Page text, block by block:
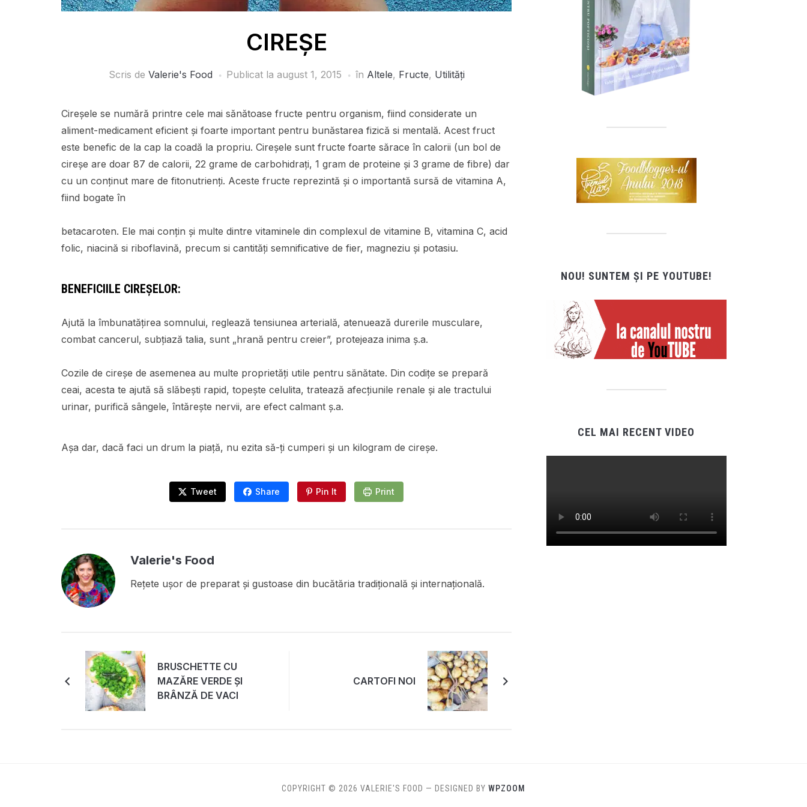
CIREȘE
Scris de Valerie's Food Publicat la august 1, 2015 în Altele, Fructe, Utilități
Cireșele se numără printre cele mai sănătoase fructe pentru organism, fiind considerate un
aliment-medicament eficient și foarte important pentru bunăstarea fizică si mentală. Acest fruct
este benefic de la cap la coadă la propriu. Cireșele sunt fructe foarte sărace în calorii (un bol de
cireșe are doar 87 de calorii, 22 grame de carbohidrați, 1 gram de proteine și 3 grame de fibre) dar
cu un conținut mare de fitonutrienți. Aceste fructe reprezintă și o importantă sursă de vitamina A,
fiind bogate în
betacaroten. Ele mai conțin și multe dintre vitaminele din complexul de vitamine B, vitamina C, acid
folic, niacină si riboflavină, precum si cantități semnificative de fier, magneziu și potasiu.
BENEFICIILE CIREȘELOR:
Ajută la îmbunatățirea somnului, reglează tensiunea arterială, atenuează durerile musculare,
combat cancerul, subțiază talia, sunt „hrană pentru creier”, protejeaza inima ș.a.
Cozile de cireșe de asemenea au multe proprietăți utile pentru sănătate. Din codițe se prepară
ceai, acesta te ajută să slăbești rapid, topește celulita, tratează afecțiunile renale și ale tractului
urinar, purifică sângele, întărește nervii, are efect calmant ș.a.
Așa dar, dacă faci un drum la piață, nu ezita să-ți cumperi și un kilogram de cireșe.
Tweet Share Pin It Print
Valerie's Food
Rețete ușor de preparat și gustoase din bucătăria tradițională și internațională.
BRUSCHETTE CU
MAZĂRE VERDE ȘI
BRÂNZĂ DE VACI
CARTOFI NOI
NOU! SUNTEM ȘI PE YOUTUBE!
CEL MAI RECENT VIDEO
COPYRIGHT © 2026 VALERIE'S FOOD — DESIGNED BY WPZOOM